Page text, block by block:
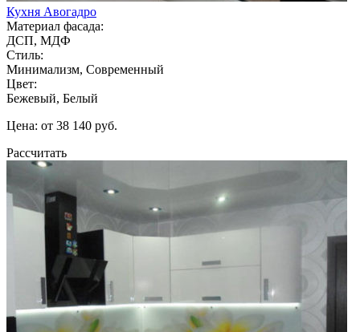
Кухня Авогадро
Материал фасада:
ДСП, МДФ
Стиль:
Минимализм, Современный
Цвет:
Бежевый, Белый
Цена: от 38 140 руб.
Рассчитать